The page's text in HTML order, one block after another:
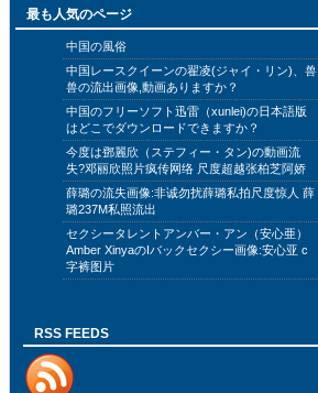
最も人気のページ
中国の風俗
中国レースクイーンの翟凌(ジャイ・リン)、兽
兽の流出画像,動画ありますか？
中国のフリーソフト迅雷（xunlei)の日本語版
はどこでダウンロードできますか？
今度は鄧麗欣（ステフィー・タン)の動画流
失?邓丽欣照片疯传网络 尺度超越张柏芝阿娇
薛璐の流失画像:非诚勿扰薛璐私拍尺度惊人 薛
璐237M私照流出
セクシータレントアンバー・アン（安心亜）
Amber XinyaのIバックセクシー画像:安心亚 c
字裤图片
RSS FEEDS